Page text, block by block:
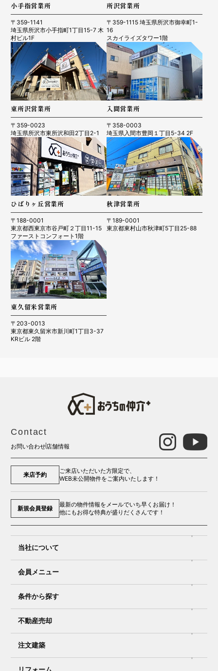
小手指営業所
〒359-1141
埼玉県所沢市小手指町1丁目15-7 木
村ビル1F
所沢営業所
〒359-1115 埼玉県所沢市御幸町1-
16
スカイライズタワー1階
東所沢営業所
〒359-0023
埼玉県所沢市東所沢和田2丁目2-1
入間営業所
〒358-0003
埼玉県入間市豊岡１丁目5-34 2F
ひばりヶ丘営業所
〒188-0001
東京都西東京市谷戸町２丁目11-15
ファーストコンフォート1階
秋津営業所
〒189-0001
東京都東村山市秋津町5丁目25-88
東久留米営業所
〒203-0013
東京都東久留米市新川町1丁目3-37
KRビル 2階
Contact
お問い合わせ 店舗情報
来店予約
ご来店いただいた方限定で、
WEB未公開物件をご案内いたします！
新規会員登録
最新の物件情報をメールでいち早くお届け！
他にもお得な特典が盛りだくさんです！
当社について
会員メニュー
条件から探す
不動産売却
注文建築
リフォーム